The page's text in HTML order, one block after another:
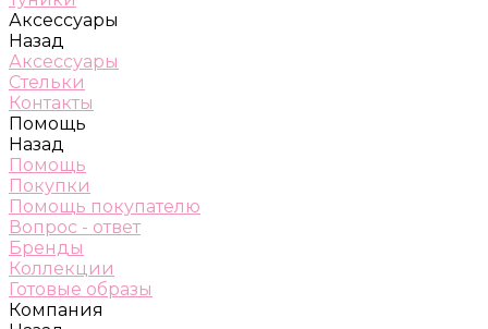
Аксессуары
Назад
Аксессуары
Стельки
Контакты
Помощь
Назад
Помощь
Покупки
Помощь покупателю
Вопрос - ответ
Бренды
Коллекции
Готовые образы
Компания